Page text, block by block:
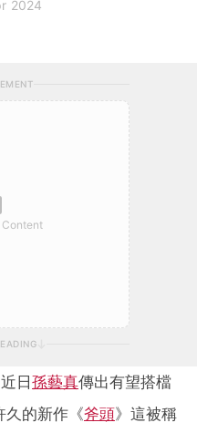
2024
日孫藝真傳出有望搭檔
久的新作《斧頭》這被稱